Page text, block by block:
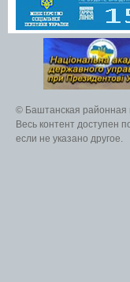
© Баштанская районная
Весь контент доступен
если не указано другое.